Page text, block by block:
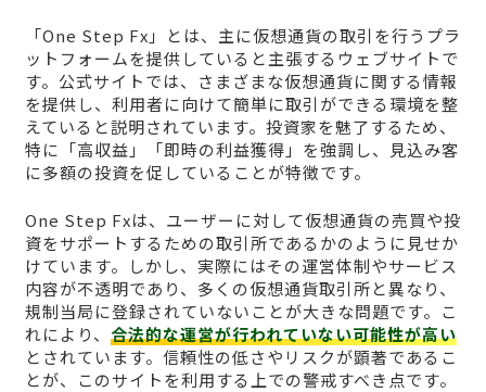
「One Step Fx」とは、主に仮想通貨の取引を行うプラ
ットフォームを提供していると主張するウェブサイトで
す。公式サイトでは、さまざまな仮想通貨に関する情報
を提供し、利用者に向けて簡単に取引ができる環境を整
えていると説明されています。投資家を魅了するため、
特に「高収益」「即時の利益獲得」を強調し、見込み客
に多額の投資を促していることが特徴です。
One Step Fxは、ユーザーに対して仮想通貨の売買や投
資をサポートするための取引所であるかのように見せか
けています。しかし、実際にはその運営体制やサービス
内容が不透明であり、多くの仮想通貨取引所と異なり、
規制当局に登録されていないことが大きな問題です。こ
れにより、 合法的な運営が行われていない可能性が高い
とされています。信頼性の低さやリスクが顕著であるこ
とが、このサイトを利用する上での警戒すべき点です。